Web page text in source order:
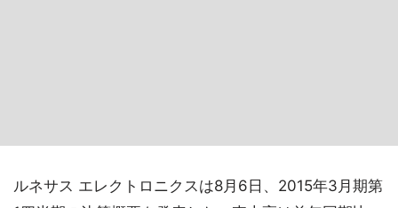
ルネサス エレクトロニクスは8月6日、2015年3月期第